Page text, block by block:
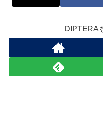
DIPTERA